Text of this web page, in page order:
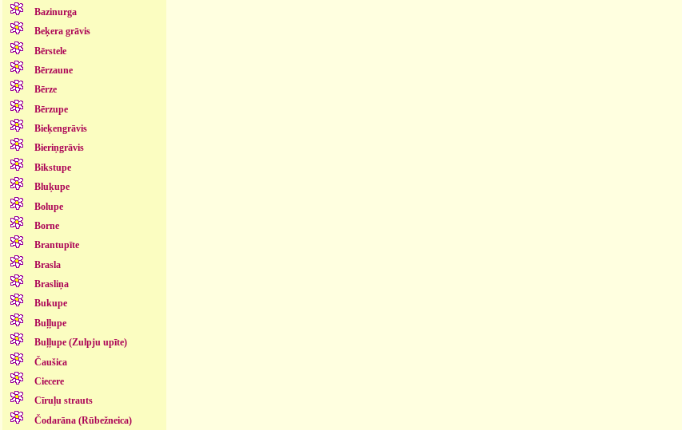
Bazinurga
Beķera grāvis
Bērstele
Bērzaune
Bērze
Bērzupe
Bieķengrāvis
Bieriņgrāvis
Bikstupe
Bluķupe
Bolupe
Borne
Brantupīte
Brasla
Brasliņa
Bukupe
Buļļupe
Buļļupe (Zulpju upīte)
Čaušica
Ciecere
Cīruļu strauts
Čodarāna (Rūbežneica)